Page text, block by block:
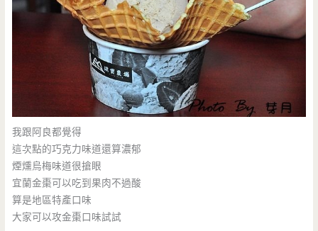
我跟阿良都覺得
這次點的巧克力味道還算濃郁
煙燻烏梅味道很搶眼
宜蘭金棗可以吃到果肉不過酸
算是地區特產口味
大家可以攻金棗口味試試